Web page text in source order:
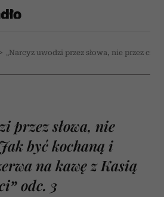
> „Narcyz uwodzi przez słowa, nie przez
przez słowa, nie
być kochaną i
na kawę z Kasią
odc. 3